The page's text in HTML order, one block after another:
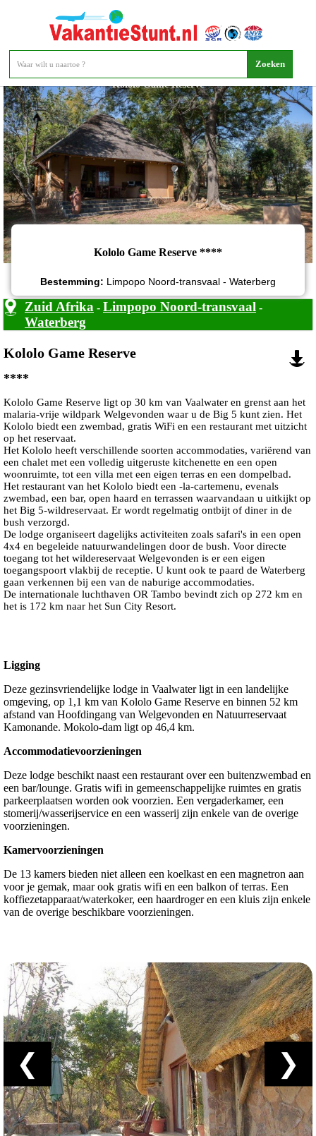
Kololo Game Reserve
Kololo Game Reserve ****
Bestemming: Limpopo Noord-transvaal - Waterberg
Zuid Afrika - Limpopo Noord-transvaal -
Waterberg
Kololo Game Reserve
****
Kololo Game Reserve ligt op 30 km van Vaalwater en grenst aan het
malaria-vrije wildpark Welgevonden waar u de Big 5 kunt zien. Het
Kololo biedt een zwembad, gratis WiFi en een restaurant met uitzicht
op het reservaat.
Het Kololo heeft verschillende soorten accommodaties, variërend van
een chalet met een volledig uitgeruste kitchenette en een open
woonruimte, tot een villa met een eigen terras en een dompelbad.
Het restaurant van het Kololo biedt een -la-cartemenu, evenals
zwembad, een bar, open haard en terrassen waarvandaan u uitkijkt op
het Big 5-wildreservaat. Er wordt regelmatig ontbijt of diner in de
bush verzorgd.
De lodge organiseert dagelijks activiteiten zoals safari's in een open
4x4 en begeleide natuurwandelingen door de bush. Voor directe
toegang tot het wildereservaat Welgevonden is er een eigen
toegangspoort vlakbij de receptie. U kunt ook te paard de Waterberg
gaan verkennen bij een van de naburige accommodaties.
De internationale luchthaven OR Tambo bevindt zich op 272 km en
het is 172 km naar het Sun City Resort.
Ligging
Deze gezinsvriendelijke lodge in Vaalwater ligt in een landelijke
omgeving, op 1,1 km van Kololo Game Reserve en binnen 52 km
afstand van Hoofdingang van Welgevonden en Natuurreservaat
Kamonande. Mokolo-dam ligt op 46,4 km.
Accommodatievoorzieningen
Deze lodge beschikt naast een restaurant over een buitenzwembad en
een bar/lounge. Gratis wifi in gemeenschappelijke ruimtes en gratis
parkeerplaatsen worden ook voorzien. Een vergaderkamer, een
stomerij/wasserijservice en een wasserij zijn enkele van de overige
voorzieningen.
Kamervoorzieningen
De 13 kamers bieden niet alleen een koelkast en een magnetron aan
voor je gemak, maar ook gratis wifi en een balkon of terras. Een
koffiezetapparaat/waterkoker, een haardroger en een kluis zijn enkele
van de overige beschikbare voorzieningen.
❮ ❯